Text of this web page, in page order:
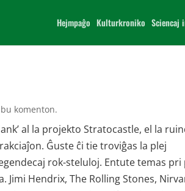
Hejmpaĝo Kulturkroniko Sciencaj
komenton.
al la projekto Stratocastle, el la
Ĝuste ĉi tie troviĝas la plej
rok-steluloj. Entute temas pri
Hendrix, The Rolling Stones,